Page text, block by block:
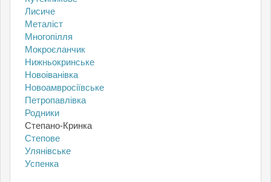
Лисиче
Металіст
Многопілля
Мокроєланчик
Нижньокринське
Новоіванівка
Новоамвросіївське
Петропавлівка
Родники
Степано-Кринка
Степове
Улянівське
Успенка